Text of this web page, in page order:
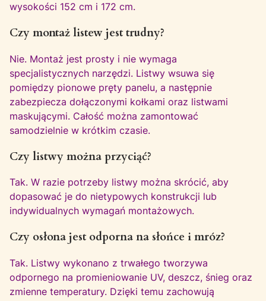
wysokości 152 cm i 172 cm.
Czy montaż listew jest trudny?
Nie. Montaż jest prosty i nie wymaga
specjalistycznych narzędzi. Listwy wsuwa się
pomiędzy pionowe pręty panelu, a następnie
zabezpiecza dołączonymi kołkami oraz listwami
maskującymi. Całość można zamontować
samodzielnie w krótkim czasie.
Czy listwy można przyciąć?
Tak. W razie potrzeby listwy można skrócić, aby
dopasować je do nietypowych konstrukcji lub
indywidualnych wymagań montażowych.
Czy osłona jest odporna na słońce i mróz?
Tak. Listwy wykonano z trwałego tworzywa
odpornego na promieniowanie UV, deszcz, śnieg oraz
zmienne temperatury. Dzięki temu zachowują